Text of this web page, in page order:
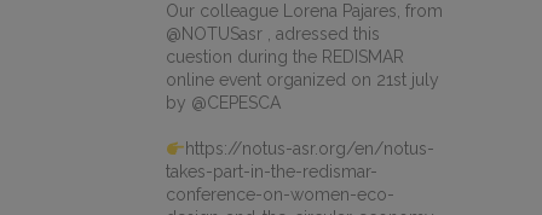
Our colleague Lorena Pajares, from
@NOTUSasr , adressed this
cuestion during the REDISMAR
online event organized on 21st july
by @CEPESCA
https://notus-asr.org/en/notus-
takes-part-in-the-redismar-
conference-on-women-eco-